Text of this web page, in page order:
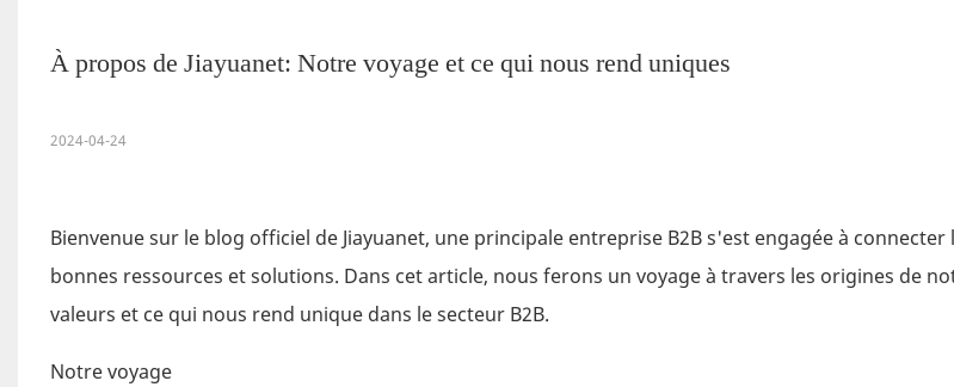
À propos de Jiayuanet: Notre voyage et ce qui nous rend uniques
2024-04-24
Bienvenue sur le blog officiel de Jiayuanet, une principale entreprise B2B s'est engagée à
bonnes ressources et solutions. Dans cet article, nous ferons un voyage à travers les origines de
valeurs et ce qui nous rend unique dans le secteur B2B.
Notre voyage